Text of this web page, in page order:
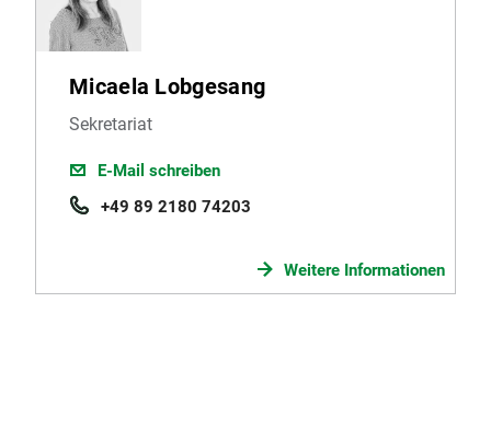
Micaela Lobgesang
Sekretariat
E-Mail schreiben
+49 89 2180 74203
Weitere Informationen